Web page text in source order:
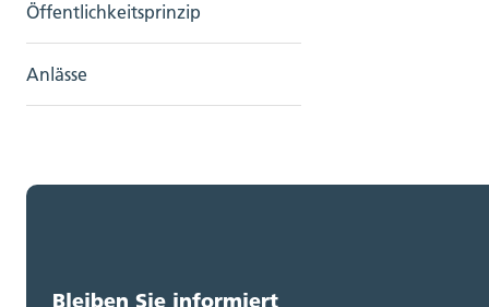
Öffentlichkeitsprinzip
Anlässe
Bleiben Sie informiert